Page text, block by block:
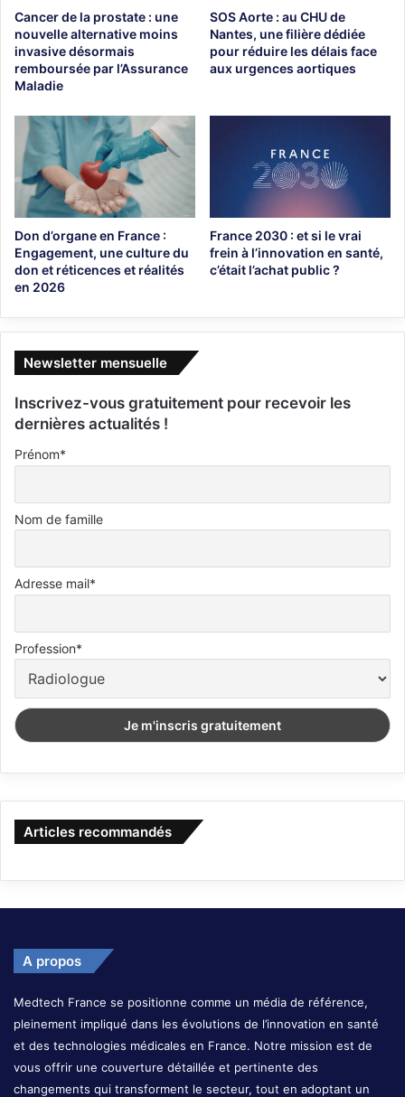
Cancer de la prostate : une
nouvelle alternative moins
invasive désormais
remboursée par l’Assurance
Maladie
SOS Aorte : au CHU de
Nantes, une filière dédiée
pour réduire les délais face
aux urgences aortiques
Don d’organe en France :
Engagement, une culture du
don et réticences et réalités
en 2026
France 2030 : et si le vrai
frein à l’innovation en santé,
c’était l’achat public ?
Newsletter mensuelle
Inscrivez-vous gratuitement pour recevoir les
dernières actualités !
Prénom*
Nom de famille
Adresse mail*
Profession*
Articles recommandés
A propos
Medtech France se positionne comme un média de référence,
pleinement impliqué dans les évolutions de l’innovation en santé
et des technologies médicales en France. Notre mission est de
vous offrir une couverture détaillée et pertinente des
changements qui transforment le secteur, tout en adoptant un